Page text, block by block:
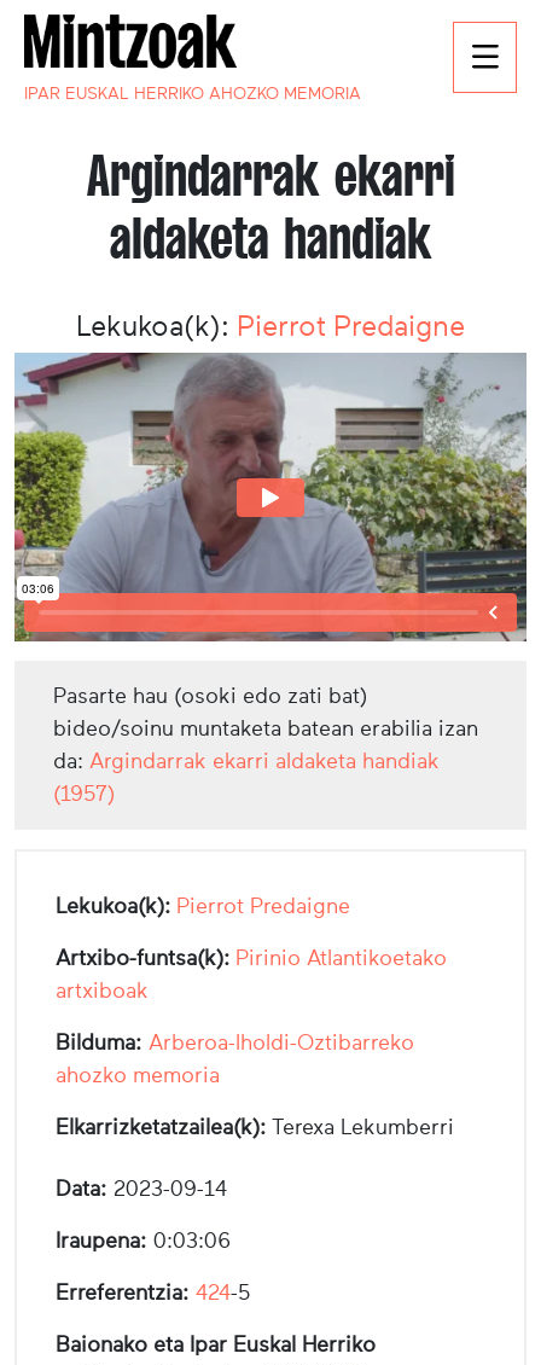
IPAR EUSKAL HERRIKO AHOZKO MEMORIA
Argindarrak ekarri
aldaketa handiak
Lekukoa(k): Pierrot Predaigne
Pasarte hau (osoki edo zati bat)
bideo/soinu muntaketa batean erabilia izan
da: Argindarrak ekarri aldaketa handiak
(1957)
Lekukoa(k): Pierrot Predaigne
Artxibo-funtsa(k): Pirinio Atlantikoetako
artxiboak
Bilduma: Arberoa-Iholdi-Oztibarreko
ahozko memoria
Elkarrizketatzailea(k): Terexa Lekumberri
Data: 2023-09-14
Iraupena: 0:03:06
Erreferentzia: 424-5
Baionako eta Ipar Euskal Herriko